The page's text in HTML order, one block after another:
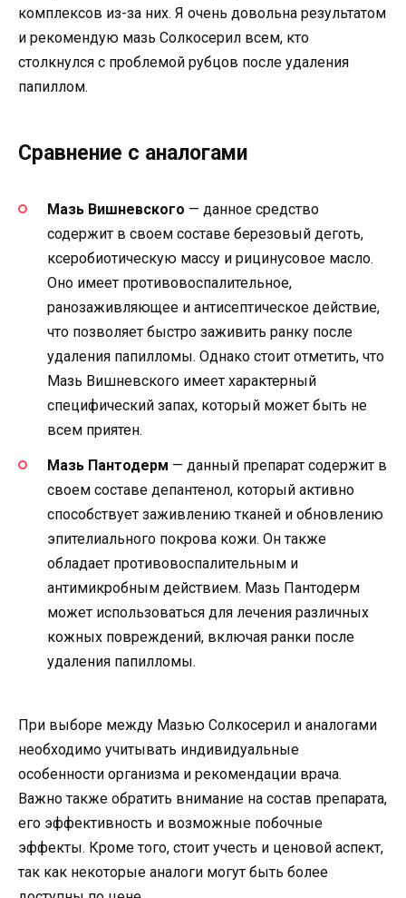
комплексов из-за них. Я очень довольна результатом
и рекомендую мазь Солкосерил всем, кто
столкнулся с проблемой рубцов после удаления
папиллом.
Сравнение с аналогами
Мазь Вишневского — данное средство
содержит в своем составе березовый деготь,
ксеробиотическую массу и рицинусовое масло.
Оно имеет противовоспалительное,
ранозаживляющее и антисептическое действие,
что позволяет быстро заживить ранку после
удаления папилломы. Однако стоит отметить, что
Мазь Вишневского имеет характерный
специфический запах, который может быть не
всем приятен.
Мазь Пантодерм — данный препарат содержит в
своем составе депантенол, который активно
способствует заживлению тканей и обновлению
эпителиального покрова кожи. Он также
обладает противовоспалительным и
антимикробным действием. Мазь Пантодерм
может использоваться для лечения различных
кожных повреждений, включая ранки после
удаления папилломы.
При выборе между Мазью Солкосерил и аналогами
необходимо учитывать индивидуальные
особенности организма и рекомендации врача.
Важно также обратить внимание на состав препарата,
его эффективность и возможные побочные
эффекты. Кроме того, стоит учесть и ценовой аспект,
так как некоторые аналоги могут быть более